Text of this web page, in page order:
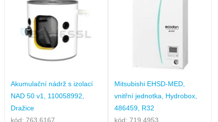
Akumulační nádrž s izolací
NAD 50 v1, 110058992,
Dražice
kód: 763.6167
Mitsubishi EHSD-MED,
vnitřní jednotka, Hydrobox,
486459, R32
kód: 719.4953